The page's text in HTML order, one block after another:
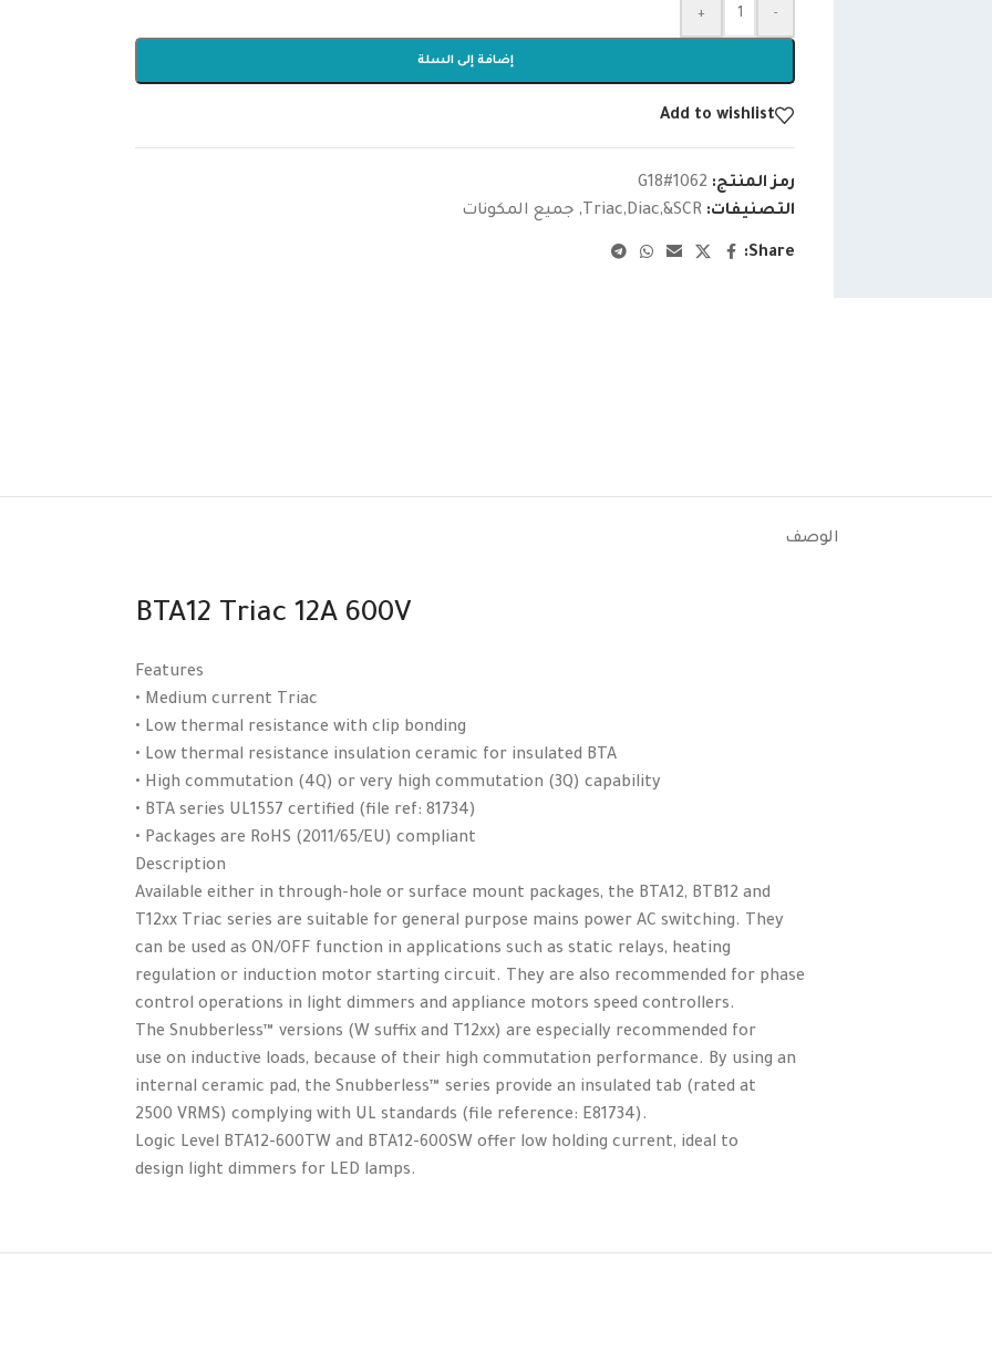
-
+
إضافة إلى السلة
Add to wishlist
رمز المنتج: G18#1062
التصنيفات: Triac,Diac,&SCR
, جميع المكونات
Share:
الوصف
BTA12 Triac 12A 600V
Features
• Medium current Triac
• Low thermal resistance with clip bonding
• Low thermal resistance insulation ceramic for insulated BTA
• High commutation (4Q) or very high commutation (3Q) capability
• BTA series UL1557 certified (file ref: 81734)
• Packages are RoHS (2011/65/EU) compliant
Description
Available either in through-hole or surface mount packages, the BTA12, BTB12 and
T12xx Triac series are suitable for general purpose mains power AC switching. They
can be used as ON/OFF function in applications such as static relays, heating
regulation or induction motor starting circuit. They are also recommended for phase
control operations in light dimmers and appliance motors speed controllers.
The Snubberless™ versions (W suffix and T12xx) are especially recommended for
use on inductive loads, because of their high commutation performance. By using an
internal ceramic pad, the Snubberless™ series provide an insulated tab (rated at
2500 VRMS) complying with UL standards (file reference: E81734).
Logic Level BTA12-600TW and BTA12-600SW offer low holding current, ideal to
design light dimmers for LED lamps.